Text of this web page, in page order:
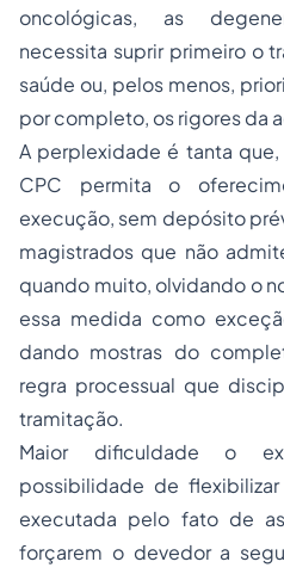
oncológicas, as
necessita suprir primeiro o
saúde ou, pelos menos,
por completo, os rigores da
A perplexidade é tanta
CPC permita o
execução, sem depósito
magistrados que não
quando muito, olvidando o
essa medida como
dando mostras do
regra processual que
tramitação.
Maior dificuldade o
possibilidade de
executada pelo fato de
forçarem o devedor a